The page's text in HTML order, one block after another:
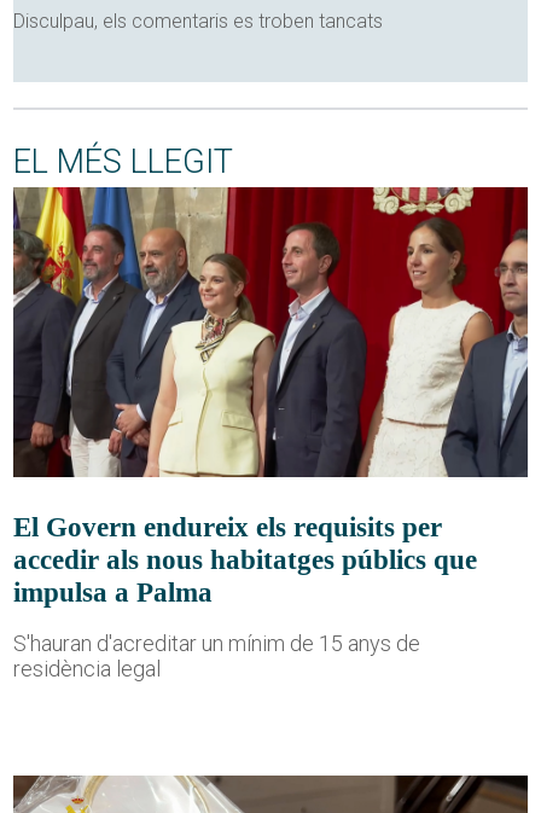
Disculpau, els comentaris es troben tancats
EL MÉS LLEGIT
El Govern endureix els requisits per
accedir als nous habitatges públics que
impulsa a Palma
S'hauran d'acreditar un mínim de 15 anys de
residència legal